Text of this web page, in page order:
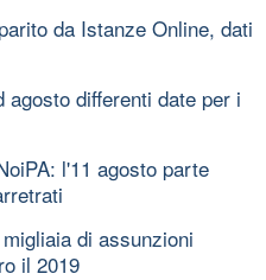
da Istanze Online, dati
agosto differenti date per i
l'11 agosto parte
di assunzioni
il 2019